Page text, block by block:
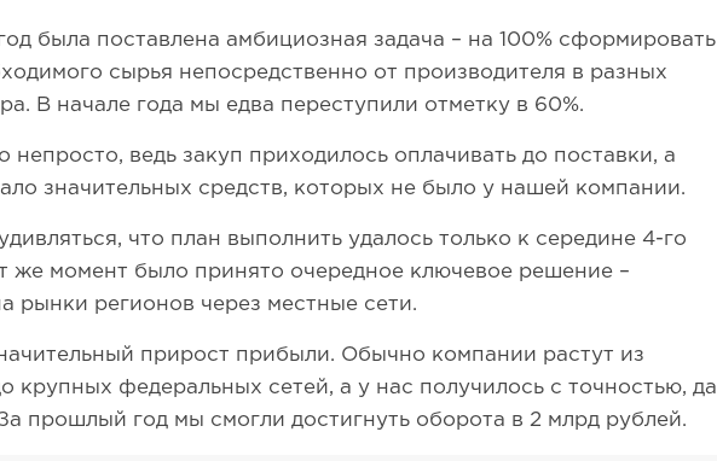
была поставлена амбициозная задача – на 100% сформировать
сырья непосредственно от производителя в разных
В начале года мы едва переступили отметку в 60%.
непросто, ведь закуп приходилось оплачивать до поставки, а
значительных средств, которых не было у нашей компании.
что план выполнить удалось только к середине 4-го
же момент было принято очередное ключевое решение –
рынки регионов через местные сети.
прирост прибыли. Обычно компании растут из
крупных федеральных сетей, а у нас получилось с точностью, да
прошлый год мы смогли достигнуть оборота в 2 млрд рублей.